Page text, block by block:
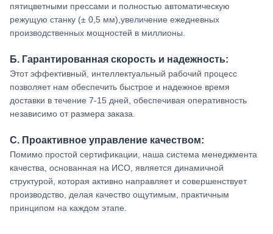
пятицветными прессами и полностью автоматическую
режущую станку (± 0,5 мм),увеличение ежедневных
производственных мощностей в миллионы.
Б. Гарантированная скорость и надежность:
Этот эффективный, интеллектуальный рабочий процесс
позволяет нам обеспечить быстрое и надежное время
доставки в течение 7-15 дней, обеспечивая оперативность
независимо от размера заказа.
С. Проактивное управление качеством:
Помимо простой сертификации, наша система менеджмента
качества, основанная на ИСО, является динамичной
структурой, которая активно направляет и совершенствует
производство, делая качество ощутимым, практичным
принципом на каждом этапе.